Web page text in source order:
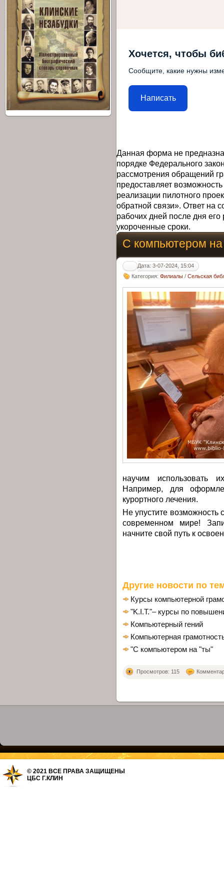
Хочется, чтобы
Сообщите, какие нужны
Написать
Данная форма не
порядке Федерального
рассмотрения обращений
предоставляет
реализации пилотного
обратной связи». Ответ на
рабочих дней после дня
укороченные сроки.
С компьютером
Дата: 3-07-2024, 15:04
Категория: Филиалы / Сельская
научим использовать
Например, для
курортного лечения.
Не упустите
современном мире!
начните свой путь к
Другие новости по
Курсы компьютерной
"K.I.T."– курсы по
Компьютерный гений
Компьютерная
"С компьютером на "ты"
Просмотров: 115
© 2021 ВСЕ ПРАВА ЗАЩИЩЕНЫ
ЦБС Г.КЛИН